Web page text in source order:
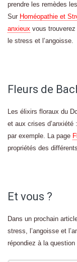
prendre les remèdes
Sur Homéopathie et
anxieux vous
le stress et l’angoisse.
Fleurs de
Les élixirs floraux du
et aux crises d’anxiété :
par exemple. La page
propriétés des
Et vous ?
Dans un prochain
stress, l’angoisse et
répondiez à la